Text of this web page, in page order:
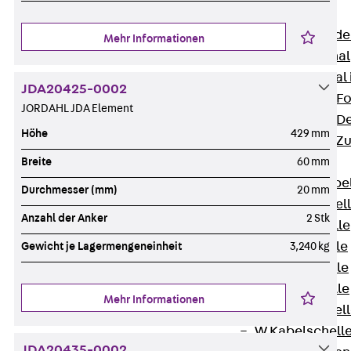
Zurück
BK Bodenkanal
KLK
Bodenkanal-
Bodenkanal-
Bodenkanal-
Kabelschellen
Zurück
AC
H Kabelschelle
S Kabelschelle
B Kabelschelle
U Kabelschelle
RU
W
Mehr Informationen
JDA20425-0002
JORDAHL JDA Element
Höhe 429 mm
Breite 60 mm
Durchmesser (mm) 20 mm
Anzahl der Anker 2 Stk
Gewicht je Lagermengeneinheit 3,240 kg
Mehr Informationen